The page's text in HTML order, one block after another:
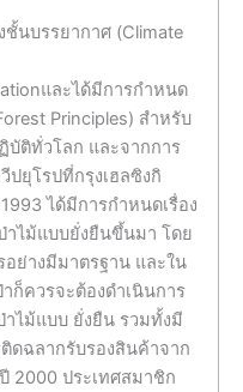
ชั้นบรรยากาศ (Climate
และได้มีการกำหนด
Principles) สำหรับ
บัติทั่วโลก และจากการ
ปยุโรปที่กรุงเฮลซิงกิ
ได้มีการกำหนดเรื่อง
ไม้แบบยั่งยืนขึ้นมา โดย
อย่างมีมาตรฐาน และใน
ก็ควรจะต้องดำเนินการ
ไม้แบบ ยั่งยืน รวมทั้งมี
ดฉลากรับรองสินค้าจาก
2000 ประเทศสมาชิก